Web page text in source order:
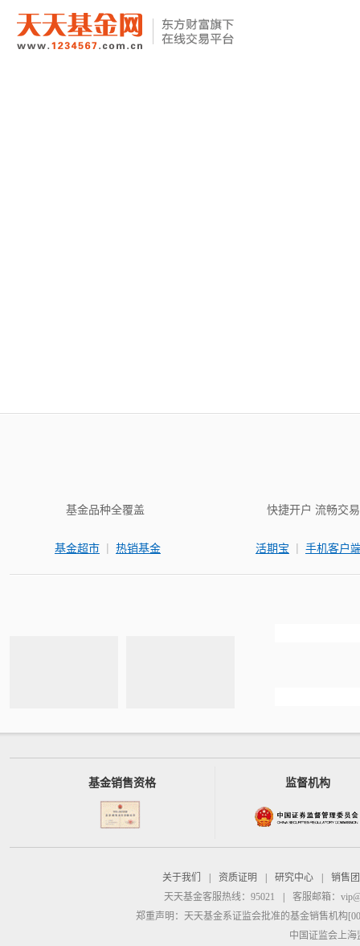
基金品种全覆盖
基金超市 | 热销基金
快捷开户 流畅交易
活期宝 | 手机客户
基金销售资格 监督机构
关于我们 资质证明 研究中心
销售
天天基金客服热线：95021
客服邮箱：
郑重声明： 天天基金系证监会批准的基金销售机构
中国证监会上